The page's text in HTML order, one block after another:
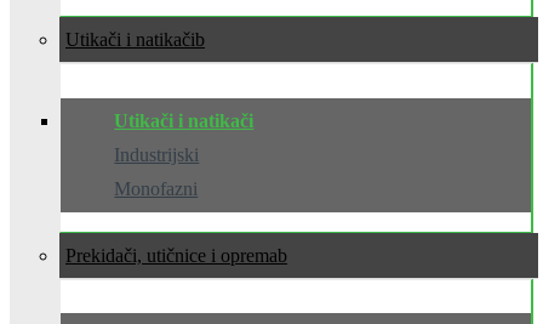
Utikači i natikači
Utikači i natikači
Industrijski
Monofazni
Prekidači, utičnice i oprema